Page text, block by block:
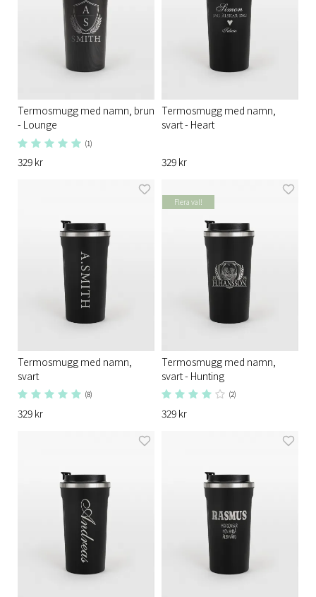
Termosmugg med namn, brun
- Lounge
(1)
329 kr
Termosmugg med namn,
svart - Heart
329 kr
Termosmugg med namn,
svart
(8)
329 kr
Flera val!
Termosmugg med namn,
svart - Hunting
(2)
329 kr